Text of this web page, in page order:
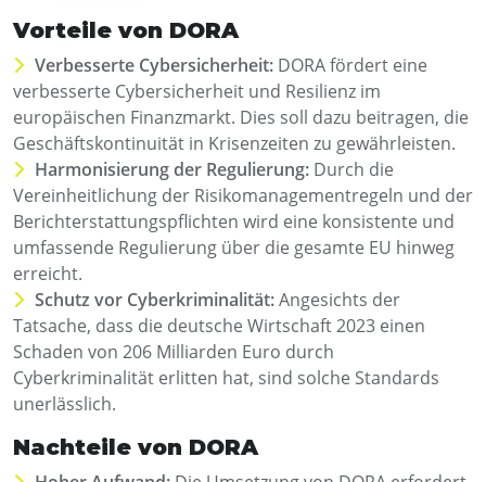
Vorteile von DORA
Verbesserte Cybersicherheit: DORA fördert eine
verbesserte Cybersicherheit und Resilienz im
europäischen Finanzmarkt. Dies soll dazu beitragen, die
Geschäftskontinuität in Krisenzeiten zu gewährleisten.
Harmonisierung der Regulierung: Durch die
Vereinheitlichung der Risikomanagementregeln und der
Berichterstattungspflichten wird eine konsistente und
umfassende Regulierung über die gesamte EU hinweg
erreicht.
Schutz vor Cyberkriminalität:Angesichts der
Tatsache, dass die deutsche Wirtschaft 2023 einen
Schaden von 206 Milliarden Euro durch
Cyberkriminalität erlitten hat, sind solche Standards
unerlässlich.
Nachteile von DORA